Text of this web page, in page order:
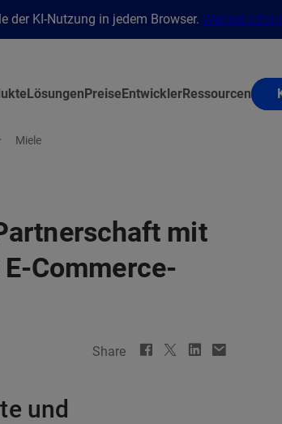
der KI-Nutzung in jedem Browser. Weitere
LösungenPreiseEntwicklerRessourcen
Miele
mit
Commerce-
Share
und